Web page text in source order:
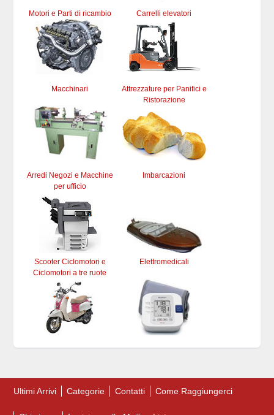
Motori e Parti di ricambio Carrelli elevatori
Macchinari
Attrezzature per Panifici e
Ristorazione
Arredi Negozi e Macchine
per ufficio
Imbarcazioni
Scooter Ciclomotori e
Ciclomotori a tre ruote
Elettromedicali
Ultimi Arrivi Categorie Contatti Come Raggiungerci